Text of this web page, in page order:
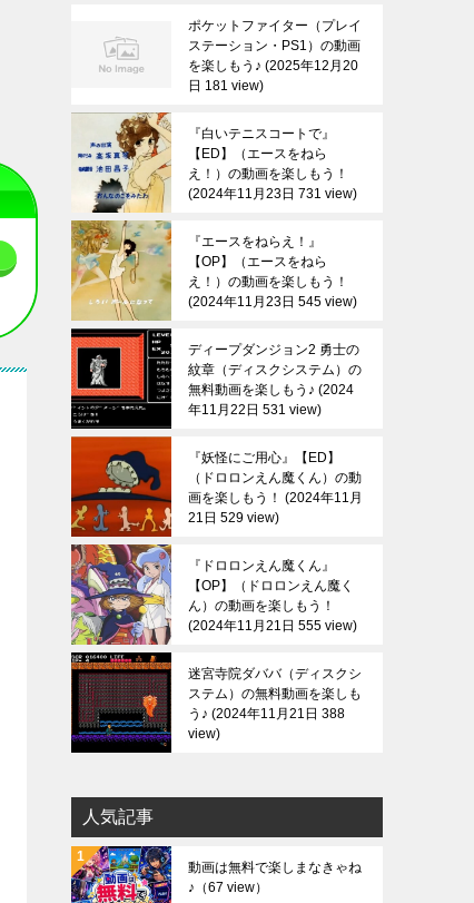
ポケットファイター（プレイ
ステーション・PS1）の動画
を楽しもう♪ 2025年12月20
日 181 view
『白いテニスコートで』
【ED】（エースをねら
え！）の動画を楽しもう！
2024年11月23日 731 view
『エースをねらえ！』
【OP】（エースをねら
え！）の動画を楽しもう！
2024年11月23日 545 view
ディープダンジョン2 勇士の
紋章（ディスクシステム）の
無料動画を楽しもう♪ 2024
年11月22日 531 view
『妖怪にご用心』【ED】
（ドロロンえん魔くん）の動
画を楽しもう！
2024年11月
21日 529 view
『ドロロンえん魔くん』
【OP】（ドロロンえん魔く
ん）の動画を楽しもう！
2024年11月21日 555 view
迷宮寺院ダババ（ディスクシ
ステム）の無料動画を楽しも
う♪ 2024年11月21日 388
view
人気記事
動画は無料で楽しまなきゃね
♪ （67 view）